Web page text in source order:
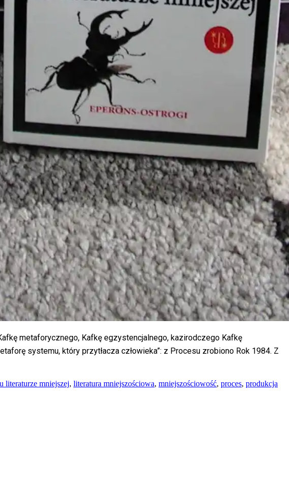
metaforycznego, Kafkę egzystencjalnego, kazirodczego Kafkę
systemu, który przytłacza człowieka”: z Procesu zrobiono Rok 1984. Z
literaturze mniejszej, literatura mniejszościowa, mniejszościowość, proces, produkcja